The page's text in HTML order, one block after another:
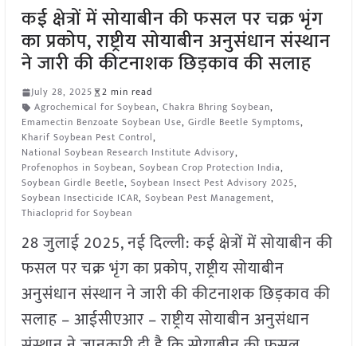
कई क्षेत्रों में सोयाबीन की फसल पर चक्र भृंग
का प्रकोप, राष्ट्रीय सोयाबीन अनुसंधान संस्थान
ने जारी की कीटनाशक छिड़काव की सलाह
July 28, 2025
2 min read
Agrochemical for Soybean, Chakra Bhring Soybean,
Emamectin Benzoate Soybean Use, Girdle Beetle Symptoms,
Kharif Soybean Pest Control,
National Soybean Research Institute Advisory,
Profenophos in Soybean, Soybean Crop Protection India,
Soybean Girdle Beetle, Soybean Insect Pest Advisory 2025,
Soybean Insecticide ICAR, Soybean Pest Management,
Thiacloprid for Soybean
28 जुलाई 2025, नई दिल्ली: कई क्षेत्रों में सोयाबीन की
फसल पर चक्र भृंग का प्रकोप, राष्ट्रीय सोयाबीन
अनुसंधान संस्थान ने जारी की कीटनाशक छिड़काव की
सलाह – आईसीएआर – राष्ट्रीय सोयाबीन अनुसंधान